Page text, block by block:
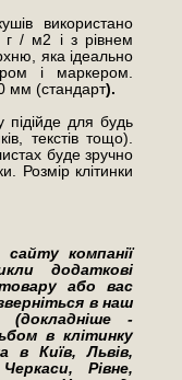
використано
г / м2 і з рівнем
яка ідеально
і маркером.
мм (стандарт).
підійде для будь
текстів тощо).
буде зручно
Розмір клітинки
сайту компанії
додаткові
або вас
в наш
(докладніше -
в клітинку
в Київ, Львів,
Рівне,